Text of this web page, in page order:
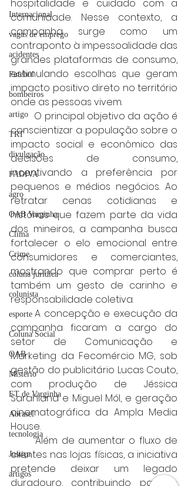
Internacional
vagas de emprego
acidentes
Futebol
bombeiros
artigo
TRT
divulgação
FADIVA
agro
OAB Varginha
Clima
Crime
coluna juridica
colunista
esporte
Coluna Social
OAB
Mistério
ET de Varginha
Abrasel
tecnologia
Justiça
artigos
hospitalidade e cuidado com a
comunidade. Nesse contexto, a
campanha surge como um
contraponto à impessoalidade das
grandes plataformas de consumo,
estimulando escolhas que geram
impacto positivo direto no território
onde as pessoas vivem.
	O principal objetivo da ação é
conscientizar a população sobre o
impacto social e econômico das
decisões de consumo,
incentivando a preferência por
pequenos e médios negócios. Ao
retratar cenas cotidianas e
histórias que fazem parte da vida
dos mineiros, a campanha busca
fortalecer o elo emocional entre
consumidores e comerciantes,
mostrando que comprar perto é
também um gesto de carinho e
responsabilidade coletiva.
	A concepção e execução da
campanha ficaram a cargo do
setor de Comunicação e
Marketing da Fecomércio MG, sob
gestão do publicitário Lucas Couto,
com produção de Jéssica
Sarahland e Miguel Mól, e geração
cinematográfica da Ampla Media
House.
	Além de aumentar o fluxo de
clientes nas lojas físicas, a iniciativa
pretende deixar um legado
duradouro, contribuindo para o